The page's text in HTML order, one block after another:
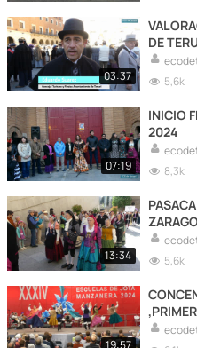
03:37
DE
5,6k
07:19
INICIO
2024
8,3k
13:34
5,6k
19:57